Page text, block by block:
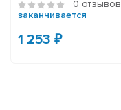
0 отзывов
заканчивается
1 253 ₽